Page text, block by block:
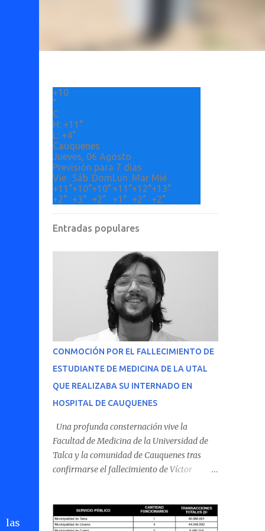
las
+10
°
C
H: +11°
L: +4°
Cauquenes
Jueves, 06 Agosto
Previsión para 7 días
Vie
Sáb DomLun Mar Mié
+11°+10°+10°+11°+12°+13°
+2° +3° +2° +1° +2° +2°
Entradas populares
CONMOCIÓN POR EL FALLECIMIENTO DE
ESTUDIANTE DE MEDICINA DE LA UTAL
QUE REALIZABA SU INTERNADO EN
HOSPITAL DE CAUQUENES
Una profunda consternación vive la
Facultad de Medicina de la Universidad de
Talca y la comunidad de Cauquenes tras
confirmarse el fallecimiento de Víctor
Cauquenes. De acuerdo con los antecedentes
conocidos, el joven se presentó a cumplir su